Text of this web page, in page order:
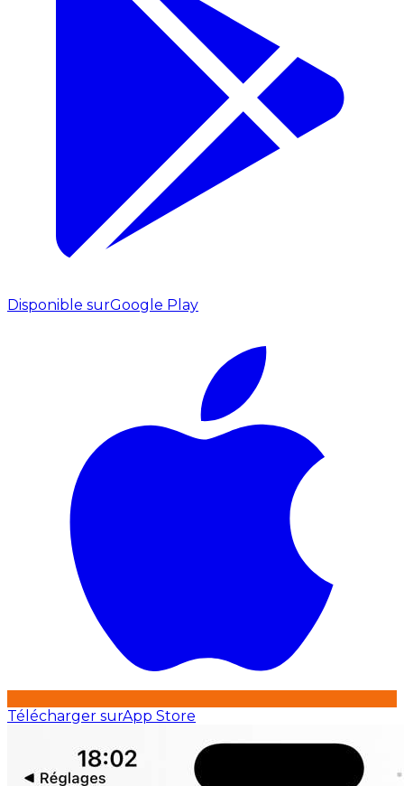
Disponible surGoogle Play
Télécharger surApp Store